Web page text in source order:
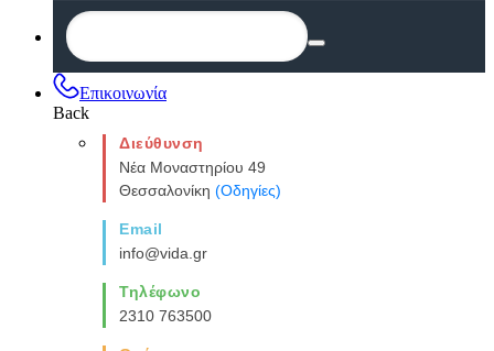
Επικοινωνία
Back
Διεύθυνση
Νέα Μοναστηρίου 49
Θεσσαλονίκη (Οδηγίες)
Email
info@vida.gr
Τηλέφωνο
2310 763500